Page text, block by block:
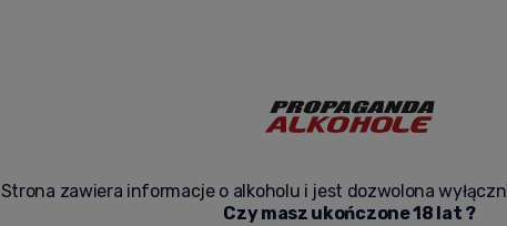
Strona zawiera informacje o alkoholu i jest dozwolona
Czy masz ukończone 18 lat ?